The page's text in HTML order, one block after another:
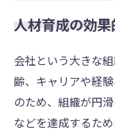
人材育成の効
会社という大きな
齢、キャリアや経
のため、組織が円
などを達成するた